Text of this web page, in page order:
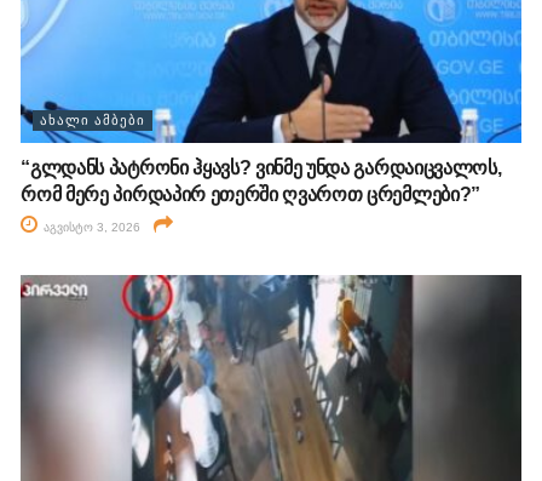
ᲐᲮᲐᲚᲘ ᲐᲛᲑᲔᲑᲘ
“გლდანს პატრონი ჰყავს? ვინმე უნდა გარდაიცვალოს,
რომ მერე პირდაპირ ეთერში ღვაროთ ცრემლები?”
აგვისტო 3, 2026